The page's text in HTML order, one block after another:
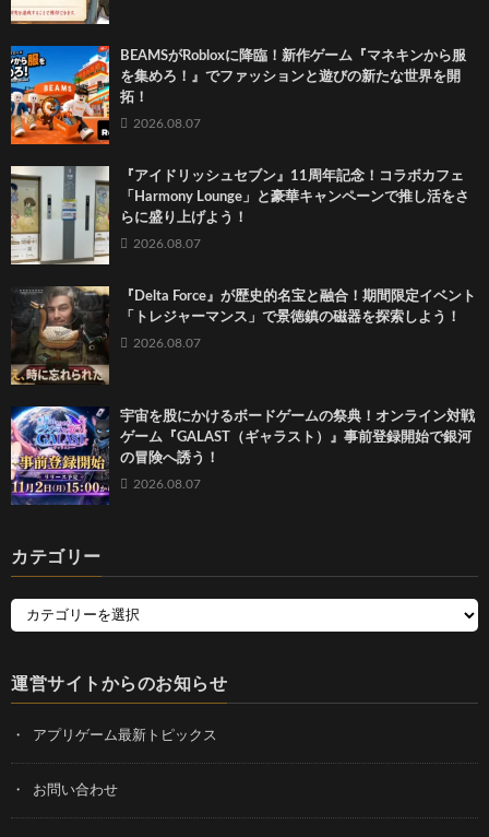
BEAMSがRobloxに降臨！新作ゲーム『マネキンから服
を集めろ！』でファッションと遊びの新たな世界を開
拓！
2026.08.07
『アイドリッシュセブン』11周年記念！コラボカフェ
「Harmony Lounge」と豪華キャンペーンで推し活をさ
らに盛り上げよう！
2026.08.07
『Delta Force』が歴史的名宝と融合！期間限定イベント
「トレジャーマンス」で景徳鎮の磁器を探索しよう！
2026.08.07
宇宙を股にかけるボードゲームの祭典！オンライン対戦
ゲーム『GALAST（ギャラスト）』事前登録開始で銀河
の冒険へ誘う！
2026.08.07
カテゴリー
運営サイトからのお知らせ
アプリゲーム最新トピックス
お問い合わせ